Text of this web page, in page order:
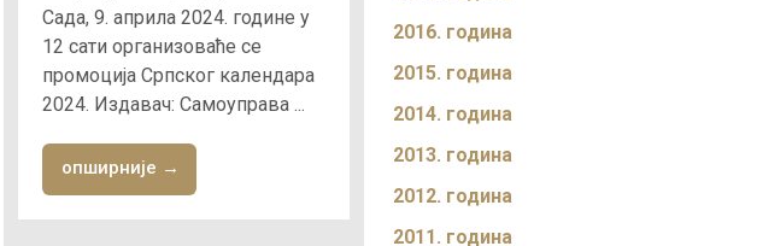
Сада, 9. априла 2024. године у
12 сати организоваће се
промоција Српског календара
2024. Издавач: Самоуправа ...
опширније →
2016. година
2015. година
2014. година
2013. година
2012. година
2011. година